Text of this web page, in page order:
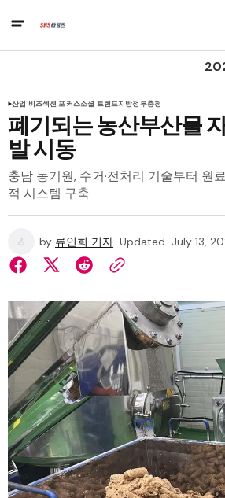
산업 비즈섹션 포커스소셜 트렌드지방정부충청
폐기되는 농산부산물
발 시동
충남 농기원, 수거·전처리 기술부터 원
적 시스템 구축
by 류인희 기자 Updated July 13,